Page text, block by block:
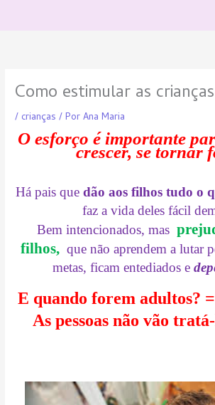
Como estimular as
/ crianças / PorAna Maria
O esforço é importante
crescer, se tornar
Há pais que dão aos filhos tudo o
faz a vida deles fácil
Bem intencionados, mas
filhos, que não aprendem a lutar
metas, ficam entediados e
E quando forem adultos?
As pessoas não vão